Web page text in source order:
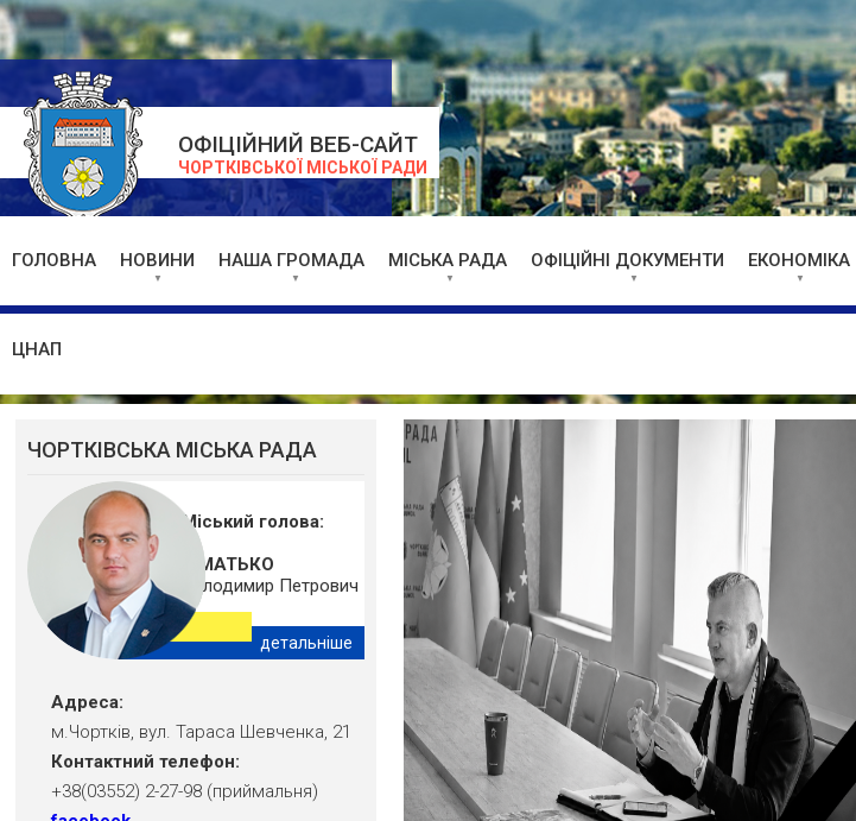
ОФІЦІЙНИЙ ВЕБ-САЙТ
ЧОРТКІВСЬКОЇ МІСЬКОЇ РАДИ
ГОЛОВНА НОВИНИ НАША ГРОМАДА МІСЬКА РАДА ОФІЦІЙНІ ДОКУМЕНТИ ЕКОНОМІКА
ЦНАП
ЧОРТКІВСЬКА МІСЬКА РАДА
Міський голова:
ШМАТЬКО
Володимир Петрович
детальніше
Адреса:
м.Чортків, вул. Тараса Шевченка, 21
Контактний телефон:
+38(03552) 2-27-98 (приймальня)